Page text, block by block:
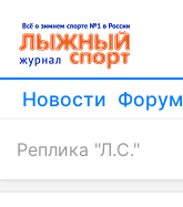
Новости Форум
Реплика "Л.С."